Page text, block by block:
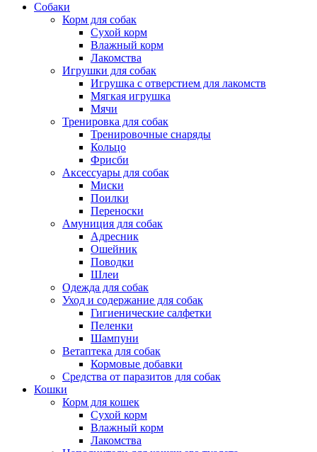
Собаки
Корм для собак
Сухой корм
Влажный корм
Лакомства
Игрушки для собак
Игрушка с отверстием для лакомств
Мягкая игрушка
Мячи
Тренировка для собак
Тренировочные снаряды
Кольцо
Фрисби
Аксессуары для собак
Миски
Поилки
Переноски
Амуниция для собак
Адресник
Ошейник
Поводки
Шлеи
Одежда для собак
Уход и содержание для собак
Гигиенические салфетки
Пеленки
Шампуни
Ветаптека для собак
Кормовые добавки
Средства от паразитов для собак
Кошки
Корм для кошек
Сухой корм
Влажный корм
Лакомства